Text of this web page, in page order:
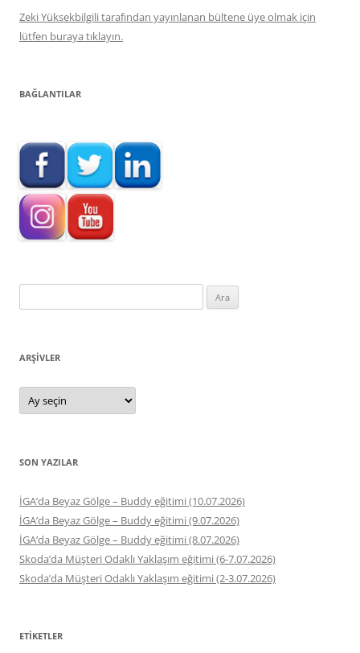
Zeki Yüksekbilgili tarafından yayınlanan bültene üye olmak için
lütfen buraya tıklayın.
BAĞLANTILAR
ARŞIVLER
Arşivler
SON YAZILAR
İGA’da Beyaz Gölge – Buddy eğitimi (10.07.2026)
İGA’da Beyaz Gölge – Buddy eğitimi (9.07.2026)
İGA’da Beyaz Gölge – Buddy eğitimi (8.07.2026)
Skoda’da Müşteri Odaklı Yaklaşım eğitimi (6-7.07.2026)
Skoda’da Müşteri Odaklı Yaklaşım eğitimi (2-3.07.2026)
ETIKETLER